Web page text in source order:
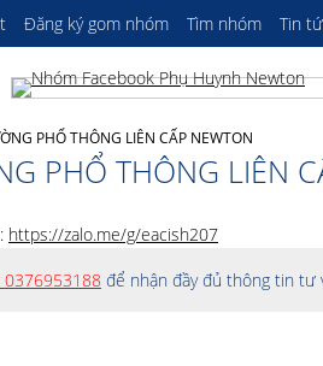
Đăng ký gom nhóm Tìm nhóm Tin
PHỔ THÔNG LIÊN CẤP NEWTON
PHỔ THÔNG LIÊN
https://zalo.me/g/eacish207
0376953188 để nhận đầy đủ thông tin tư